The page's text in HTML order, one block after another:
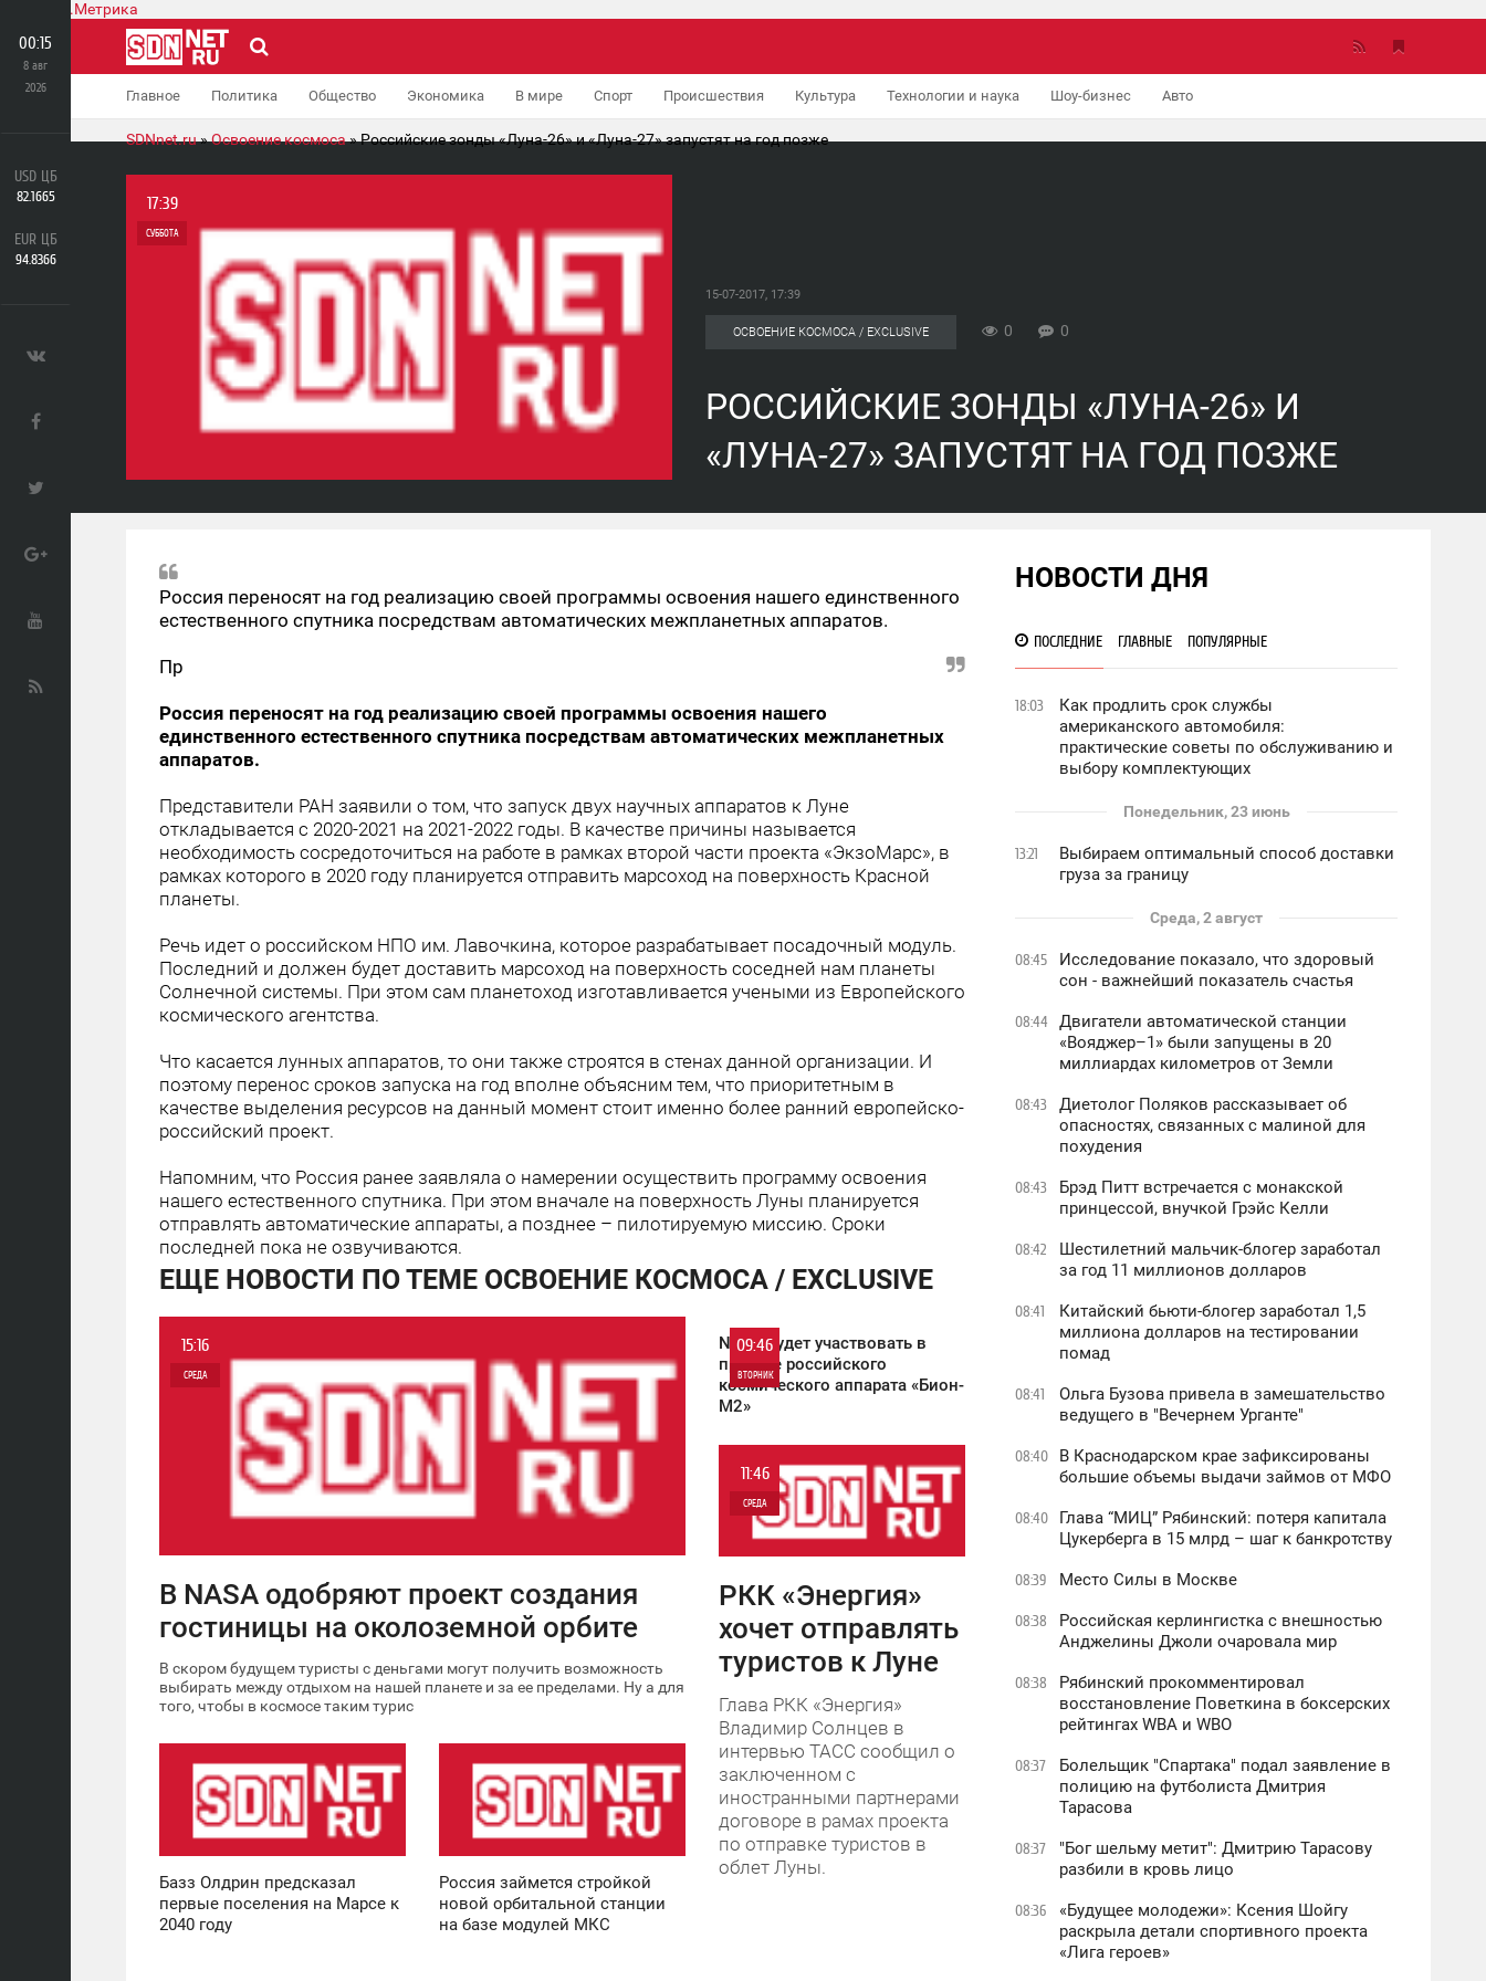
Главное Политика Общество Экономика В мире Спорт Происшествия Культура Технологии и наука Шоу-бизнес Авто
00:15
8 авг
2026
USD ЦБ
82.1665
EUR ЦБ
94.8366
SDNnet.ru»Освоение космоса» Российские зонды «Луна-26» и «Луна-27» запустят на год позже
17:39
СУББОТА
15-07-2017, 17:39
ОСВОЕНИЕ КОСМОСА / EXCLUSIVE 0 0
РОССИЙСКИЕ ЗОНДЫ «ЛУНА-26» И
«ЛУНА-27» ЗАПУСТЯТ НА ГОД ПОЗЖЕ
Россия переносят на год реализацию своей программы освоения нашего единственного
естественного спутника посредствам автоматических межпланетных аппаратов.
Пр
Россия переносят на год реализацию своей программы освоения нашего
единственного естественного спутника посредствам автоматических межпланетных
аппаратов.
Представители РАН заявили о том, что запуск двух научных аппаратов к Луне
откладывается с 2020-2021 на 2021-2022 годы. В качестве причины называется
необходимость сосредоточиться на работе в рамках второй части проекта «ЭкзоМарс», в
рамках которого в 2020 году планируется отправить марсоход на поверхность Красной
планеты.
Речь идет о российском НПО им. Лавочкина, которое разрабатывает посадочный модуль.
Последний и должен будет доставить марсоход на поверхность соседней нам планеты
Солнечной системы. При этом сам планетоход изготавливается учеными из Европейского
космического агентства.
Что касается лунных аппаратов, то они также строятся в стенах данной организации. И
поэтому перенос сроков запуска на год вполне объясним тем, что приоритетным в
качестве выделения ресурсов на данный момент стоит именно более ранний европейско-
российский проект.
Напомним, что Россия ранее заявляла о намерении осуществить программу освоения
нашего естественного спутника. При этом вначале на поверхность Луны планируется
отправлять автоматические аппараты, а позднее – пилотируемую миссию. Сроки
последней пока не озвучиваются.
ЕЩЕ НОВОСТИ ПО ТЕМЕ ОСВОЕНИЕ КОСМОСА / EXCLUSIVE
15:16
СРЕДА
В NASA одобряют проект создания
гостиницы на околоземной орбите
В скором будущем туристы с деньгами могут получить возможность
выбирать между отдыхом на нашей планете и за ее пределами. Ну а для
того, чтобы в космосе таким турис
Базз Олдрин предсказал
первые поселения на Марсе к
2040 году
17:28
Россия займется стройкой
новой орбитальной станции
на базе модулей МКС
09:46
ВТОРНИК
NASA будет участвовать в
проекте российского
космического аппарата «Бион-
М2»
11:46
СРЕДА
0
РКК «Энергия»
хочет отправлять
туристов к Луне
Глава РКК «Энергия»
Владимир Солнцев в
интервью ТАСС сообщил о
заключенном с
иностранными партнерами
договоре в рамах проекта
по отправке туристов в
облет Луны.
НОВОСТИ ДНЯ
ПОСЛЕДНИЕ ГЛАВНЫЕ ПОПУЛЯРНЫЕ
18:03
Как продлить срок службы
американского автомобиля:
практические советы по обслуживанию и
выбору комплектующих
Понедельник, 23 июнь
13:21
Выбираем оптимальный способ доставки
груза за границу
Среда, 2 август
08:45
Исследование показало, что здоровый
сон - важнейший показатель счастья
08:44
Двигатели автоматической станции
«Вояджер–1» были запущены в 20
миллиардах километров от Земли
08:43
Диетолог Поляков рассказывает об
опасностях, связанных с малиной для
похудения
08:43
Брэд Питт встречается с монакской
принцессой, внучкой Грэйс Келли
08:42
Шестилетний мальчик-блогер заработал
за год 11 миллионов долларов
08:41
Китайский бьюти-блогер заработал 1,5
миллиона долларов на тестировании
помад
08:41
Ольга Бузова привела в замешательство
ведущего в "Вечернем Урганте"
08:40
В Краснодарском крае зафиксированы
большие объемы выдачи займов от МФО
08:40
Глава “МИЦ” Рябинский: потеря капитала
Цукерберга в 15 млрд – шаг к банкротству
08:39 Место Силы в Москве
08:38
Российская керлингистка с внешностью
Анджелины Джоли очаровала мир
08:38
Рябинский прокомментировал
восстановление Поветкина в боксерских
рейтингах WBA и WBO
08:37
Болельщик "Спартака" подал заявление в
полицию на футболиста Дмитрия
Тарасова
08:37
"Бог шельму метит": Дмитрию Тарасову
разбили в кровь лицо
08:36
«Будущее молодежи»: Ксения Шойгу
раскрыла детали спортивного проекта
«Лига героев»